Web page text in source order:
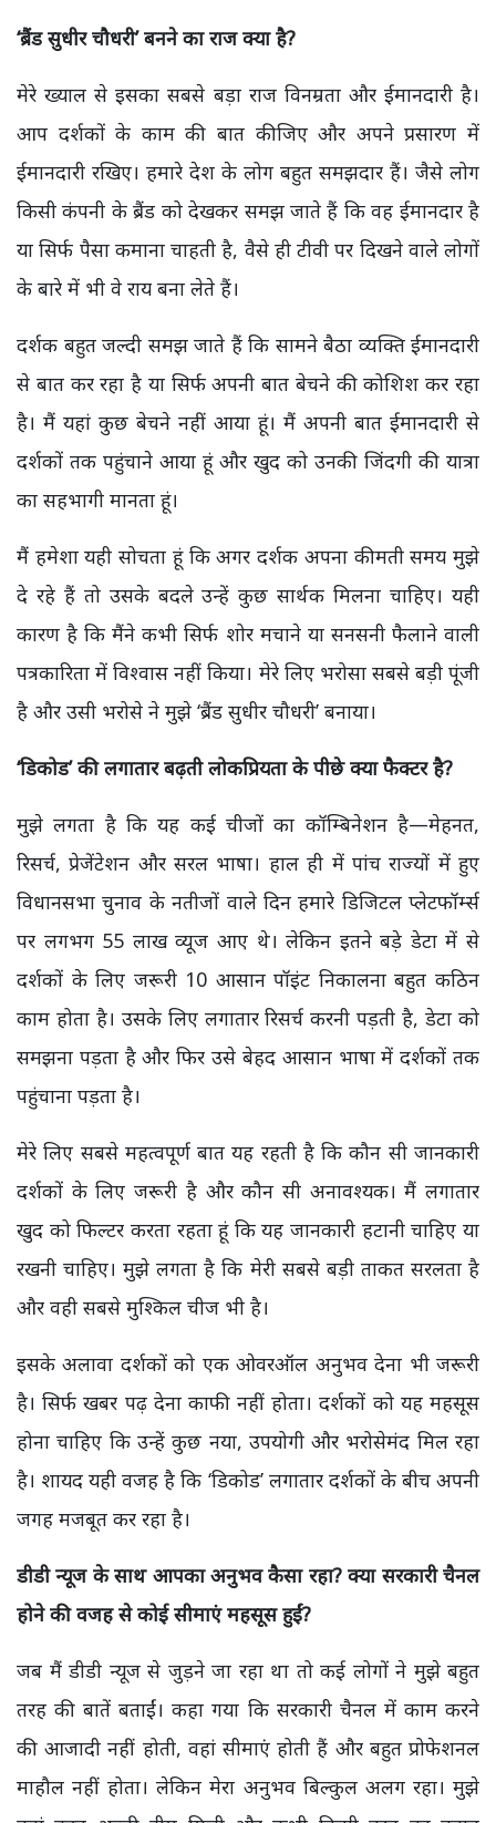
‘ब्रैंड सुधीर चौधरी’ बनने का राज क्या है?
मेरे ख्याल से इसका सबसे बड़ा राज विनम्रता और ईमानदारी है।
आप दर्शकों के काम की बात कीजिए और अपने प्रसारण में
ईमानदारी रखिए। हमारे देश के लोग बहुत समझदार हैं। जैसे लोग
किसी कंपनी के ब्रैंड को देखकर समझ जाते हैं कि वह ईमानदार है
या सिर्फ पैसा कमाना चाहती है, वैसे ही टीवी पर दिखने वाले लोगों
के बारे में भी वे राय बना लेते हैं।
दर्शक बहुत जल्दी समझ जाते हैं कि सामने बैठा व्यक्ति ईमानदारी
से बात कर रहा है या सिर्फ अपनी बात बेचने की कोशिश कर रहा
है। मैं यहां कुछ बेचने नहीं आया हूं। मैं अपनी बात ईमानदारी से
दर्शकों तक पहुंचाने आया हूं और खुद को उनकी जिंदगी की यात्रा
का सहभागी मानता हूं।
मैं हमेशा यही सोचता हूं कि अगर दर्शक अपना कीमती समय मुझे
दे रहे हैं तो उसके बदले उन्हें कुछ सार्थक मिलना चाहिए। यही
कारण है कि मैंने कभी सिर्फ शोर मचाने या सनसनी फैलाने वाली
पत्रकारिता में विश्वास नहीं किया। मेरे लिए भरोसा सबसे बड़ी पूंजी
है और उसी भरोसे ने मुझे ‘ब्रैंड सुधीर चौधरी’ बनाया।
‘डिकोड’ की लगातार बढ़ती लोकप्रियता के पीछे क्या फैक्टर है?
मुझे लगता है कि यह कई चीजों का कॉम्बिनेशन है—मेहनत,
रिसर्च,प्रेजेंटेशन और सरल भाषा। हाल ही में पांच राज्यों में हुए
विधानसभा चुनाव के नतीजों वाले दिन हमारे डिजिटल प्लेटफॉर्म्स
पर लगभग 55 लाख व्यूज आए थे। लेकिन इतने बड़े डेटा में से
दर्शकों के लिए जरूरी 10 आसान पॉइंट निकालना बहुत कठिन
काम होता है। उसके लिए लगातार रिसर्च करनी पड़ती है,डेटा को
समझना पड़ता है और फिर उसे बेहद आसान भाषा में दर्शकों तक
पहुंचाना पड़ता है।
मेरे लिए सबसे महत्वपूर्ण बात यह रहती है कि कौन सी जानकारी
दर्शकों के लिए जरूरी है और कौन सी अनावश्यक। मैं लगातार
खुद को फिल्टर करता रहता हूं कि यह जानकारी हटानी चाहिए या
रखनी चाहिए। मुझे लगता है कि मेरी सबसे बड़ी ताकत सरलता है
और वही सबसे मुश्किल चीज भी है।
इसके अलावा दर्शकों को एक ओवरऑल अनुभव देना भी जरूरी
है। सिर्फ खबर पढ़ देना काफी नहीं होता। दर्शकों को यह महसूस
होना चाहिए कि उन्हें कुछ नया, उपयोगी और भरोसेमंद मिल रहा
है। शायद यही वजह है कि ‘डिकोड’ लगातार दर्शकों के बीच अपनी
जगह मजबूत कर रहा है।
डीडी न्यूज के साथ आपका अनुभव कैसा रहा?क्या सरकारी चैनल
होने की वजह से कोई सीमाएं महसूस हुईं?
जब मैं डीडी न्यूज से जुड़ने जा रहा था तो कई लोगों ने मुझे बहुत
तरह की बातें बताईं। कहा गया कि सरकारी चैनल में काम करने
की आजादी नहीं होती, वहां सीमाएं होती हैं और बहुत प्रोफेशनल
माहौल नहीं होता। लेकिन मेरा अनुभव बिल्कुल अलग रहा। मुझे